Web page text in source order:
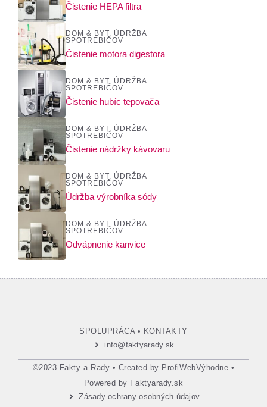
Čistenie HEPA filtra
DOM & BYT
ÚDRŽBA
SPOTREBIČOV
Čistenie motora digestora
DOM & BYT
ÚDRŽBA
SPOTREBIČOV
Čistenie hubíc tepovača
DOM & BYT
ÚDRŽBA
SPOTREBIČOV
Čistenie nádržky kávovaru
DOM & BYT
ÚDRŽBA
SPOTREBIČOV
Údržba výrobníka sódy
DOM & BYT
ÚDRŽBA
SPOTREBIČOV
Odvápnenie kanvice
SPOLUPRÁCA• KONTAKTY
info@faktyarady.sk
©2023 Fakty a Rady • Created by ProfiWebVýhodne •
Powered by Faktyarady.sk
Zásady ochrany osobných údajov